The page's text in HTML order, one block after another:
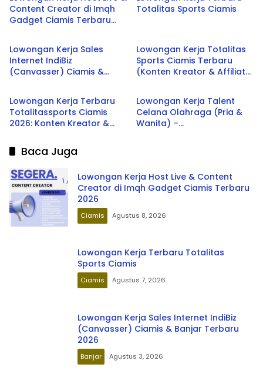
Content Creator di Imqh
Gadget Ciamis Terbaru
Totalitas Sports Ciamis
Banjar
Lowongan Kerja Sales
Internet IndiBiz
(Canvasser) Ciamis &
Lowongan Kerja Totalitas
Sports Ciamis Terbaru
(Konten Kreator & Affiliate
Ciamis
Lowongan Kerja Terbaru
Totalitassports Ciamis
2026: Konten Kreator &
Ciamis
Lowongan Kerja Talent
Celana Olahraga (Pria &
Wanita) –
Baca Juga
Lowongan Kerja Host Live & Content
Creator di Imqh Gadget Ciamis Terbaru
2026
Ciamis Agustus 8, 2026
Lowongan Kerja Terbaru Totalitas
Sports Ciamis
Ciamis Agustus 7, 2026
Lowongan Kerja Sales Internet IndiBiz
(Canvasser) Ciamis & Banjar Terbaru
2026
Banjar Agustus 3, 2026